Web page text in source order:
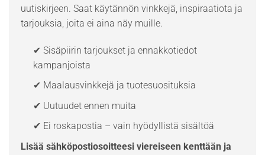
uutiskirjeen. Saat käytännön vinkkejä, inspiraatiota ja
tarjouksia, joita ei aina näy muille.
✔ Sisäpiirin tarjoukset ja ennakkotiedot
kampanjoista
✔ Maalausvinkkejä ja tuotesuosituksia
✔ Uutuudet ennen muita
✔ Ei roskapostia – vain hyödyllistä sisältöä
Lisää sähköpostiosoitteesi viereiseen kenttään ja